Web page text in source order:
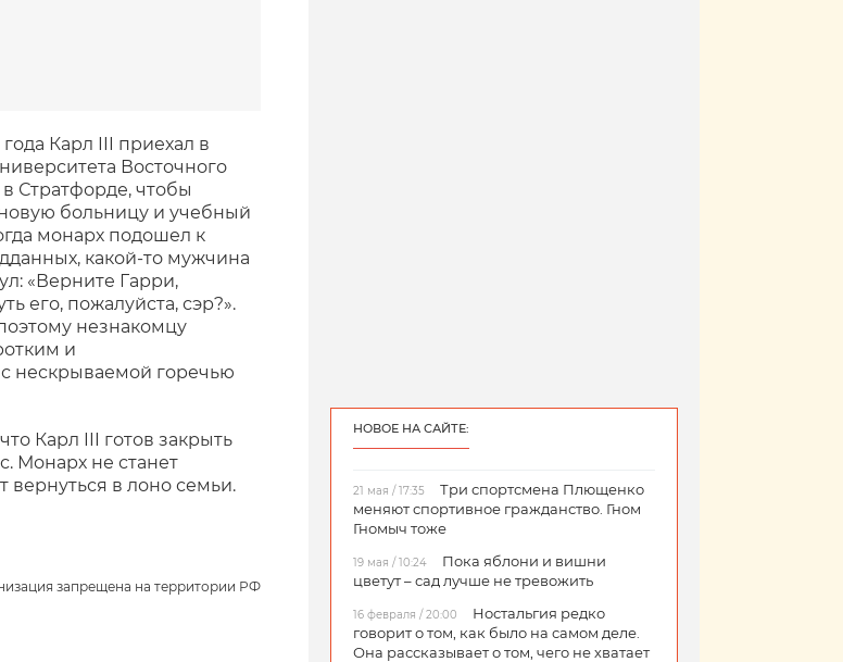
Карл III приехал в
Восточного
Стратфорде, чтобы
больницу и учебный
монарх подошел к
какой-то мужчина
«Верните Гарри,
его, пожалуйста, сэр?».
незнакомцу
и
нескрываемой горечью
Карл III готов закрыть
Монарх не станет
вернуться в лоно семьи.
запрещена на территории РФ
НОВОЕ НА САЙТЕ:
21 мая / 17:35
Три спортсмена Плющенко
меняют спортивное гражданство. Гном
Гномыч тоже
19 мая / 10:24
Пока яблони и вишни
цветут – сад лучше не тревожить
16 февраля / 20:00
Ностальгия редко
говорит о том, как было на самом деле.
Она рассказывает о том, чего не хватает